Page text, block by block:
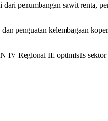
dari penumbangan sawit renta,
dan penguatan kelembagaan
IV Regional III optimistis sektor